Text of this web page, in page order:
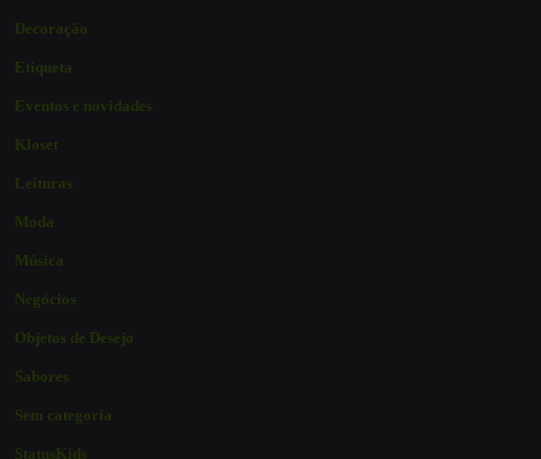
Decoração
Etiqueta
Eventos e novidades
Kloset
Leituras
Moda
Música
Negócios
Objetos de Desejo
Sabores
Sem categoria
StatusKids